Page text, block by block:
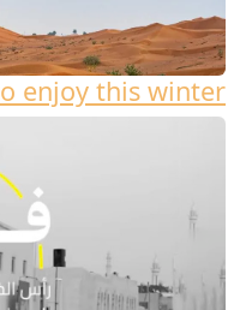
enjoy this winter